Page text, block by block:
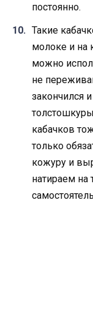
постоянно.
Такие
молоке и на
можно
не
закончился
кабачков
только
кожуру и
натираем на